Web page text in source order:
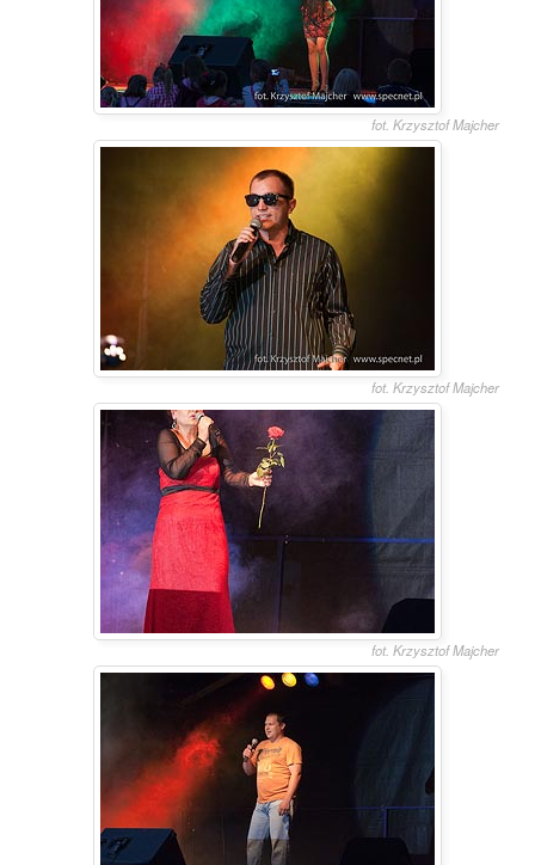
fot. Krzysztof Majcher
fot. Krzysztof Majcher
fot. Krzysztof Majcher